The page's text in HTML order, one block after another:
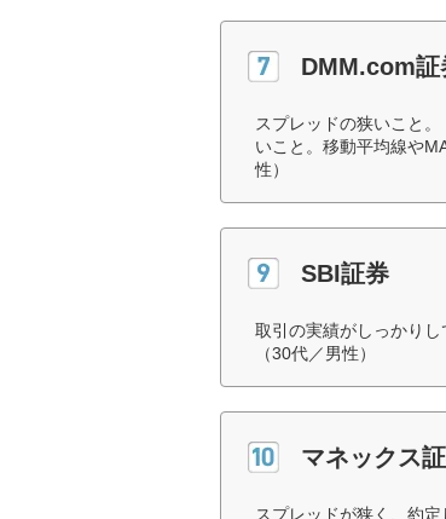
DMM.com証
スプレッドの狭いこと
いこと。移動平均線や
性）
SBI証券
取引の実績がしっかりし
（30代／男性）
マネックス
スプレッドが狭く、約